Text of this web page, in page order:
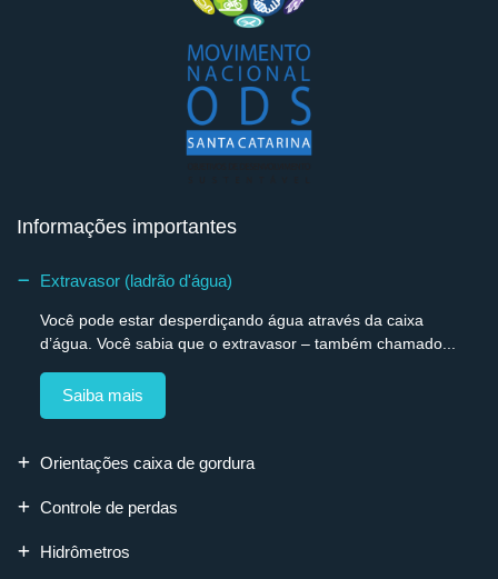
Informações importantes
Extravasor (ladrão d'água)
Você pode estar desperdiçando água através da caixa
d’água. Você sabia que o extravasor – também chamado...
Saiba mais
Orientações caixa de gordura
Controle de perdas
Hidrômetros